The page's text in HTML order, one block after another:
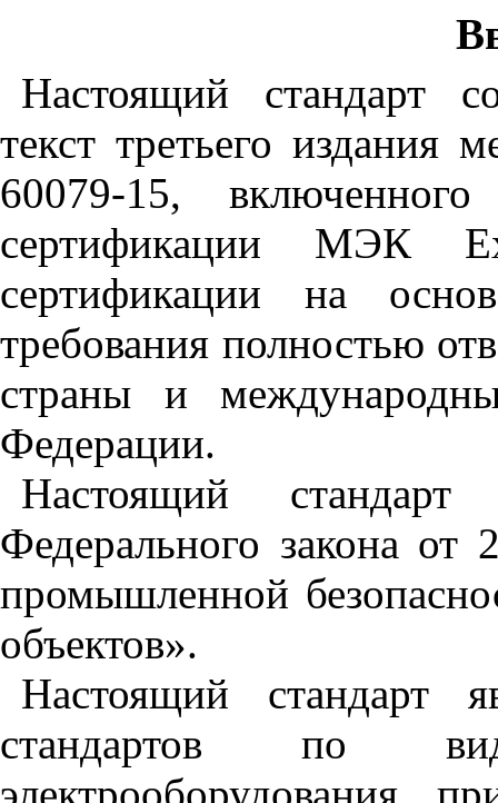
Настоящий стандарт
текст третьего издания
60079-15,
сертификации МЭК
сертификации на
требования полностью
страны и
Федерации.
Настоящий стандарт
Федерального закона
промышленной
объектов».
Настоящий стандарт
стандартов по